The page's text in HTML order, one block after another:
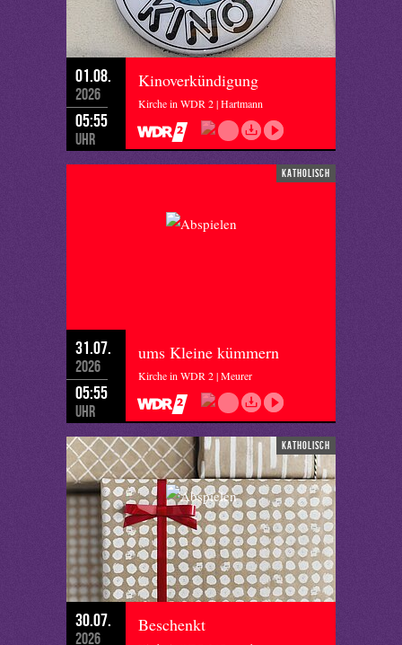
01.08.
2026
05:55
Uhr
Kinoverkündigung
Kirche in WDR 2 | Hartmann
katholisch
31.07.
2026
05:55
Uhr
ums Kleine kümmern
Kirche in WDR 2 | Meurer
katholisch
30.07.
2026
Beschenkt